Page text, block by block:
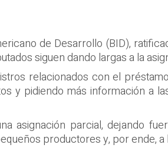
de Desarrollo (BID),
siguen dando largas a la
relacionados con el
y pidiendo más información a
asignación parcial, dejando
productores y, por ende, a